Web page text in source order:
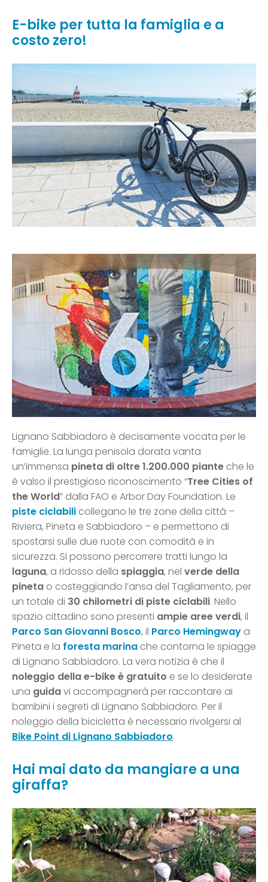
E-bike per tutta la famiglia e a
costo zero!
Lignano Sabbiadoro è decisamente vocata per le
famiglie. La lunga penisola dorata vanta
un’immensa pineta di oltre 1.200.000 piante che le
è valso il prestigioso riconoscimento “Tree Cities of
the World” dalla FAO e Arbor Day Foundation. Le
piste ciclabili collegano le tre zone della città –
Riviera, Pineta e Sabbiadoro – e permettono di
spostarsi sulle due ruote con comodità e in
sicurezza. Si possono percorrere tratti lungo la
laguna, a ridosso della spiaggia, nel verde della
pineta o costeggiando l’ansa del Tagliamento, per
un totale di 30 chilometri di piste ciclabili. Nello
spazio cittadino sono presenti ampie aree verdi, il
Parco San Giovanni Bosco, il Parco Hemingway a
Pineta e la foresta marina che contorna le spiagge
di Lignano Sabbiadoro. La vera notizia è che il
noleggio della e-bike è gratuito e se lo desiderate
una guidavi accompagnerà per raccontare ai
bambini i segreti di Lignano Sabbiadoro. Per il
noleggio della bicicletta è necessario rivolgersi al
Bike Point di Lignano Sabbiadoro.
Hai mai dato da mangiare a una
giraffa?